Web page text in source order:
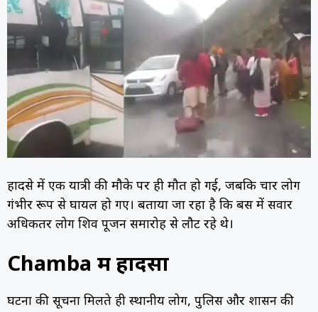
हादसे में एक यात्री की मौके पर ही मौत हो गई, जबकि चार लोग
गंभीर रूप से घायल हो गए। बताया जा रहा है कि बस में सवार
अधिकतर लोग शिव पूजन समारोह से लौट रहे थे।
Chamba में हादसा
घटना की सूचना मिलते ही स्थानीय लोग, पुलिस और प्रशासन की